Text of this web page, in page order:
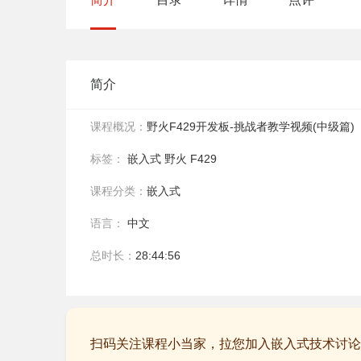
简介
课程概况： 野火F429开发板-挑战者教学视频(中级篇)
标签： 嵌入式 野火 F429
课程分类： 嵌入式
语言： 中文
总时长： 28:44:56
扫码关注课程小当家，拉您加入嵌入式技术讨